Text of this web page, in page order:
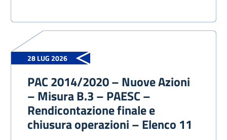
28 LUG 2026
PAC 2014/2020 – Nuove Azioni
– Misura B.3 – PAESC –
Rendicontazione finale e
chiusura operazioni – Elenco 11